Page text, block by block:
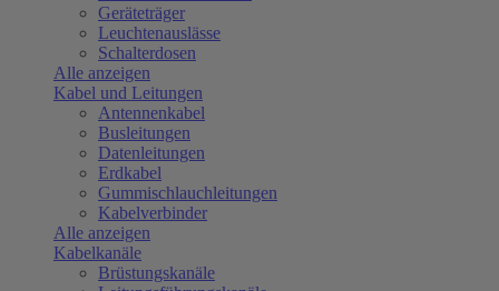
Geräteträger
Leuchtenauslässe
Schalterdosen
Alle anzeigen
Kabel und Leitungen
Antennenkabel
Busleitungen
Datenleitungen
Erdkabel
Gummischlauchleitungen
Kabelverbinder
Alle anzeigen
Kabelkanäle
Brüstungskanäle